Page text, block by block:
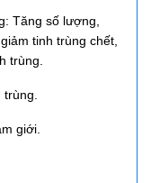
Tăng số lượng,
tinh trùng chết,
trùng.
trùng.
giới.